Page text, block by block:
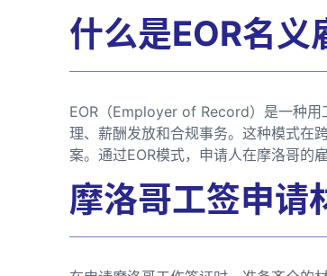
什么是EOR名义
EOR（Employer of Record）是一种用
理、薪酬发放和合规事务。这种模式在
案。通过EOR模式，申请人在摩洛哥的
摩洛哥工签申请